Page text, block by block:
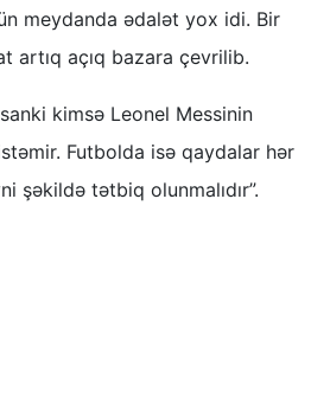
meydanda ədalət yox idi. Bir
artıq açıq bazara çevrilib.
kimsə Leonel Messinin
Futbolda isə qaydalar hər
şəkildə tətbiq olunmalıdır”.